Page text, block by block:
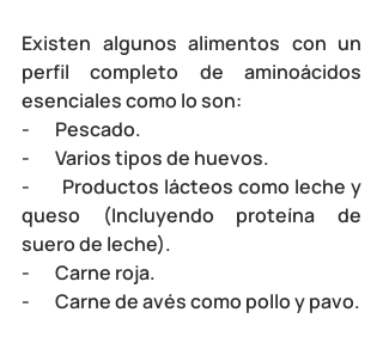
Existen algunos alimentos con un
perfil completo de aminoácidos
esenciales como lo son:
-       Pescado.
-       Varios tipos de huevos.
-       Productos lácteos como leche y
queso (Incluyendo proteína de
suero de leche).
-       Carne roja.
-       Carne de avés como pollo y pavo.